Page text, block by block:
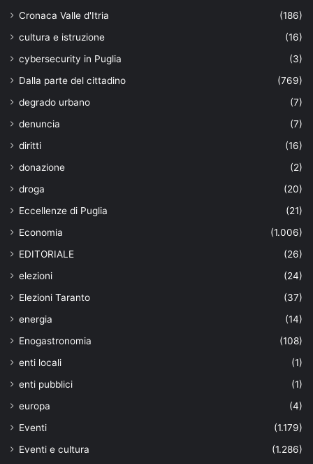
Cronaca Valle d'Itria
(186)
cultura e istruzione
(16)
cybersecurity in Puglia
(3)
Dalla parte del cittadino
(769)
degrado urbano
(7)
denuncia
(7)
diritti
(16)
donazione
(2)
droga
(20)
Eccellenze di Puglia
(21)
Economia
(1.006)
EDITORIALE
(26)
elezioni
(24)
Elezioni Taranto
(37)
energia
(14)
Enogastronomia
(108)
enti locali
(1)
enti pubblici
(1)
europa
(4)
Eventi
(1.179)
Eventi e cultura
(1.286)